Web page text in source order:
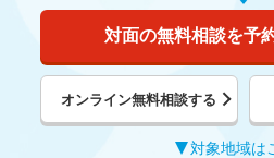
対面の無料相談を予
オンライン無料相談する
対象地域は